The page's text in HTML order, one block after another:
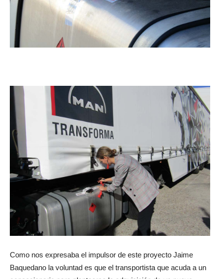
Como nos expresaba el impulsor de este proyecto Jaime
Baquedano la voluntad es que el transportista que acuda a un